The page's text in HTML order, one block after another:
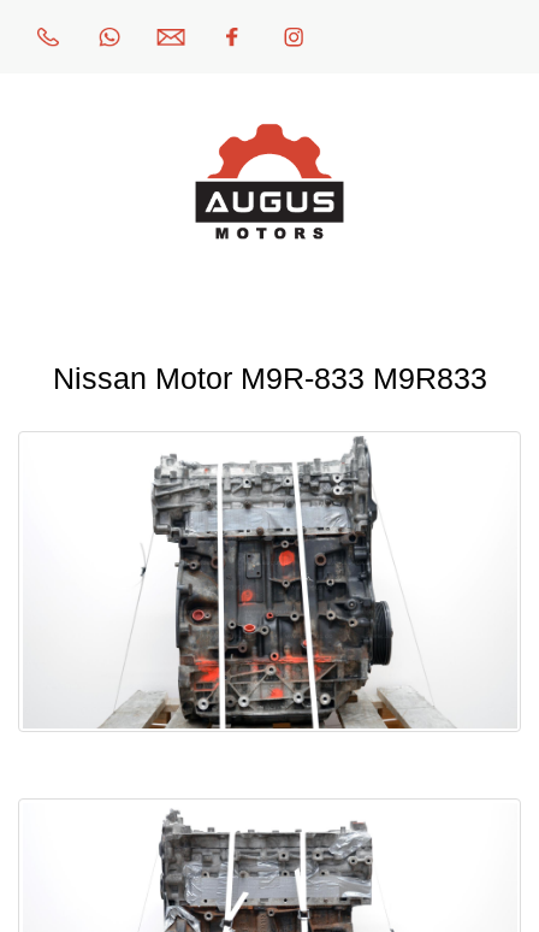
Nissan Motor M9R-833 M9R833